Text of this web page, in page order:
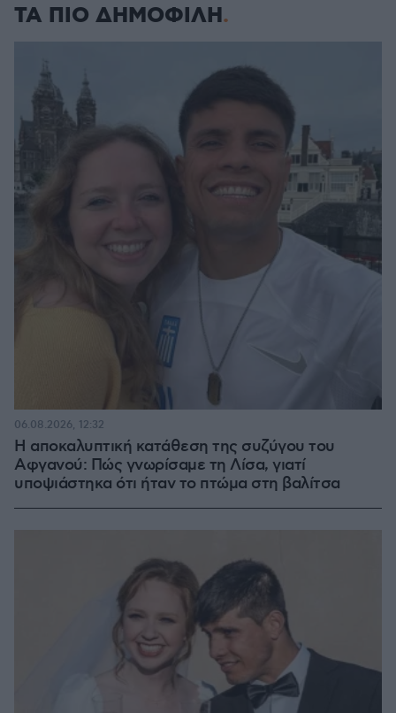
ΤΑ ΠΙΟ ΔΗΜΟΦΙΛΗ
Η αποκαλυπτική κατάθεση της συζύγου του
Αφγανού: Πώς γνωρίσαμε τη Λίσα, γιατί
υποψιάστηκα ότι ήταν το πτώμα στη βαλίτσα
06.08.2026, 12:32